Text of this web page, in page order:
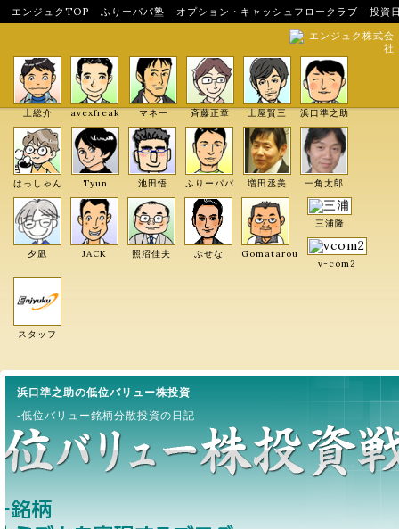
エンジュクTOP ふりーパパ塾 オプション・キャッシュフロークラブ
投資
エンジュク株式会
社
上総介 avexfreak マネー 斉藤正章 土屋賢三 浜口準之助
はっしゃん Tyun 池田悟 ふりーパパ 増田丞美 一角太郎
夕凪 JACK 照沼佳夫 ぶせな Gomatarou
三浦隆
v-com2
スタッフ
浜口準之助の低位バリュー株投資
-低位バリュー銘柄分散投資の日記